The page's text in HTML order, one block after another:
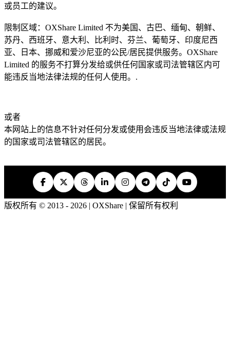
或员工的建议。
限制区域：OXShare Limited 不为美国、古巴、缅甸、朝鲜、
苏丹、西班牙、意大利、比利时、芬兰、葡萄牙、印度尼西
亚、日本、挪威和爱沙尼亚的公民/居民提供服务。OXShare
Limited 的服务不打算分发给或供任何国家或司法管辖区内可
能违反当地法律法规的任何人使用。.
或者
本网站上的信息不针对任何分发或使用会违反当地法律或法规
的国家或司法管辖区的居民。
版权所有 © 2013 - 2026 | OXShare | 保留所有权利